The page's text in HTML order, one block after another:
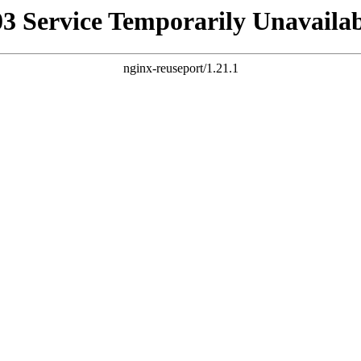
Service Temporarily
nginx-reuseport/1.21.1